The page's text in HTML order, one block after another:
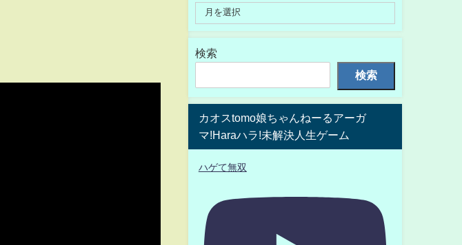
検索
検索
カオスtomo娘ちゃんねーるアーガ
マ!Haraハラ!未解決人生ゲーム
ハゲて無双